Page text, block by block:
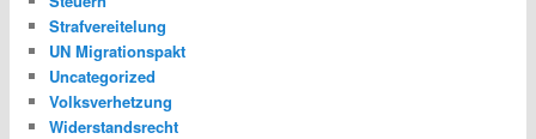
Strafvereitelung
UN Migrationspakt
Uncategorized
Volksverhetzung
Widerstandsrecht